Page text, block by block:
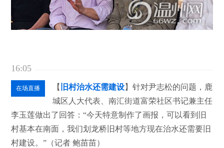
16:05
在场直播 【 旧村治水还需建设】针对尹志松的问题，鹿
城区人大代表、南汇街道富荣社区书记兼主任
李玉莲做出了回答：“今天特意制作了画报，可以看到旧
村基本在南面，我们划龙桥旧村等地方现在治水还需要旧
村建设。”（记者 鲍苗苗）